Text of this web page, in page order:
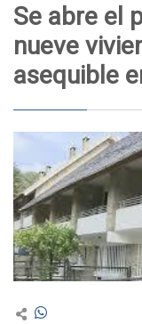
Se abre el
nueve
asequible